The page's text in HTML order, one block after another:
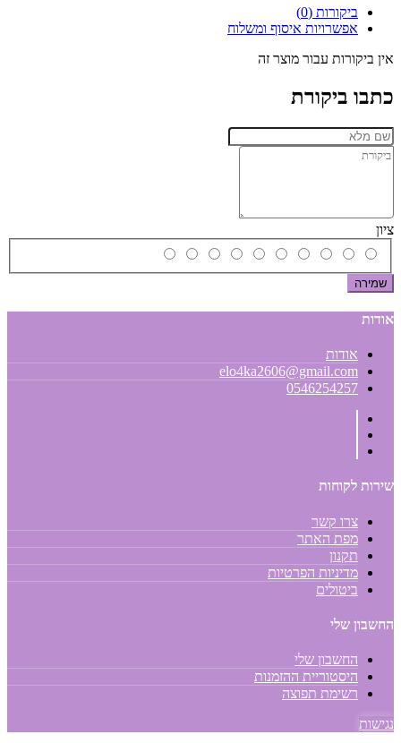
ביקורות (0)
אפשרויות איסוף ומשלוח
אין ביקורות עבור מוצר זה
כתבו ביקורת
ציון
שמירה
אודות
אודות
elo4ka2606@gmail.com
0546254257
שירות לקוחות
צרו קשר
מפת האתר
תקנון
מדיניות הפרטיות
ביטולים
החשבון שלי
החשבון שלי
היסטוריית ההזמנות
רשימת תפוצה
נגישות